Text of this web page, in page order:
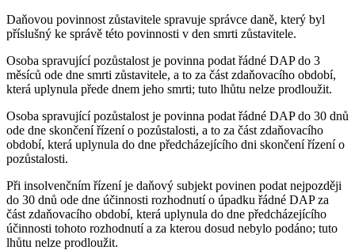
Daňovou povinnost zůstavitele spravuje správce daně, který byl
příslušný ke správě této povinnosti v den smrti zůstavitele.
Osoba spravující pozůstalost je povinna podat řádné DAP do 3
měsíců ode dne smrti zůstavitele, a to za část zdaňovacího období,
která uplynula přede dnem jeho smrti; tuto lhůtu nelze prodloužit.
Osoba spravující pozůstalost je povinna podat řádné DAP do 30 dnů
ode dne skončení řízení o pozůstalosti, a to za část zdaňovacího
období, která uplynula do dne předcházejícího dni skončení řízení o
pozůstalosti.
Při insolvenčním řízení je daňový subjekt povinen podat nejpozději
do 30 dnů ode dne účinnosti rozhodnutí o úpadku řádné DAP za
část zdaňovacího období, která uplynula do dne předcházejícího
účinnosti tohoto rozhodnutí a za kterou dosud nebylo podáno; tuto
lhůtu nelze prodloužit.